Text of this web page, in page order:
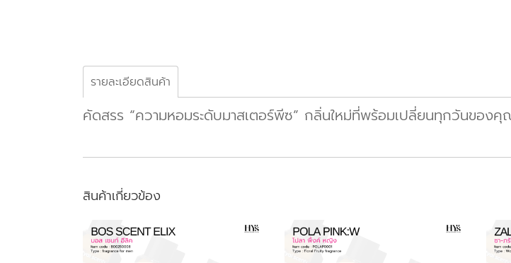
รายละเอียดสินค้า
คัดสรร “ความหอมระดับมาสเตอร์พีซ” กลิ่นใหม่ที่พร้อมเปลี่ยนทุกวันของคุ
สินค้าเกี่ยวข้อง